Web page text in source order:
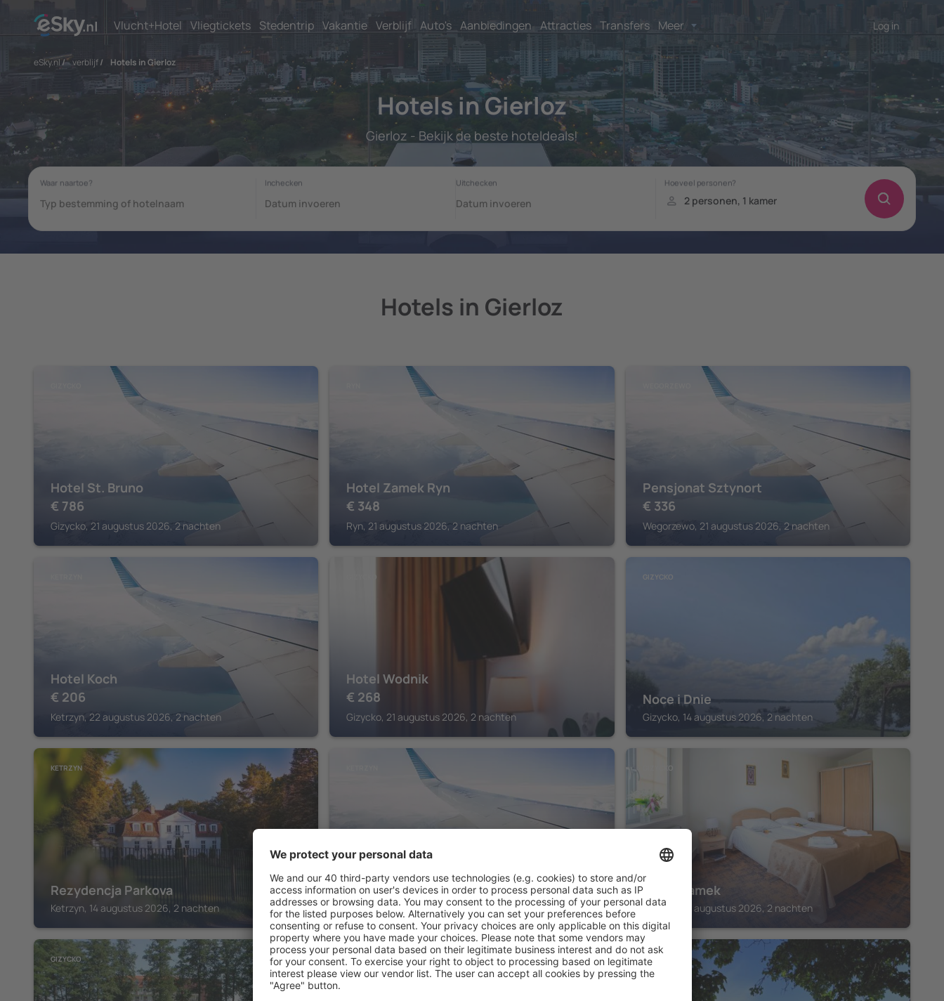
Vlucht+Hotel Vliegtickets Stedentrip Vakantie Verblijf Auto's Aanbiedingen Attracties Transfers Meer Log in
eSky.nl/ verblijf/ Hotels in Gierloz
Hotels in Gierloz
Gierloz - Bekijk de beste hoteldeals!
Hotels in Gierloz
Hotel St. Bruno
€ 786
Gizycko, 21 augustus 2026, 2 nachten
Hotel Zamek Ryn
€ 348
Ryn, 21 augustus 2026, 2 nachten
Pensjonat Sztynort
€ 336
Wegorzewo, 21 augustus 2026, 2 nachten
Hotel Koch
€ 206
Ketrzyn, 22 augustus 2026, 2 nachten
GIZYCKO
Hotel Wodnik
€ 268
Gizycko, 21 augustus 2026, 2 nachten
GIZYCKO
Noce i Dnie
Gizycko, 14 augustus 2026, 2 nachten
KETRZYN
Rezydencja Parkova
Ketrzyn, 14 augustus 2026, 2 nachten
Martiany 21
Ketrzyn, 14 augustus 2026, 2 nachten
GIZYCKO
Hotel Zamek
Gizycko, 14 augustus 2026, 2 nachten
GIZYCKO GIZYCKO GIERLOZ